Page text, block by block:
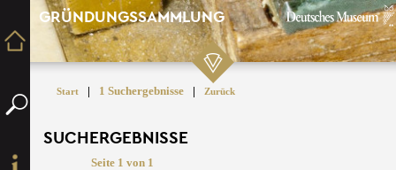
GRÜNDUNGSSAMMLUNG
Start | 1 Suchergebnisse | Zurück
SUCHERGEBNISSE
Seite 1 von 1